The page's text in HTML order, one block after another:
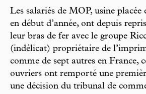
Les salariés de MOP, usine placée
en début d’année, ont depuis
leur bras de fer avec le groupe
(indélicat) propriétaire de
comme de sept autres en France,
ouvriers ont remporté une
une décision du tribunal de